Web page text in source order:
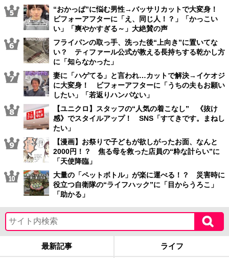
“おかっぱ”に悩む男性→バッサリカットで大変身！
ビフォーアフターに「え、同じ人！？」「かっこい
い」「爽やかすぎる～」大絶賛の声
フライパンの取っ手、洗った後“上向き”に置いてな
い？ ティファール公式が教える長持ちする乾かし方
に「知らなかった」
妻に「ハゲてる」と言われ…カットで解決→イケオジ
に大変身！ ビフォーアフターに「うちの夫もお願い
したい」「若返りハンパない」
【ユニクロ】スタッフの“人気の着こなし” 《抜け
感》でスタイルアップ！ SNS「すてきです。まねし
たい」
【漫画】お祭りで子どもが欲しがったお面、なんと
2000円！？ 焦る母を救った店員の“粋な計らい”に
「天使降臨」
大量の「ペットボトル」が楽に運べる！？ 災害時に
役立つ自衛隊の“ライフハック”に「目からうろこ」
「助かる」
最新記事 ライフ